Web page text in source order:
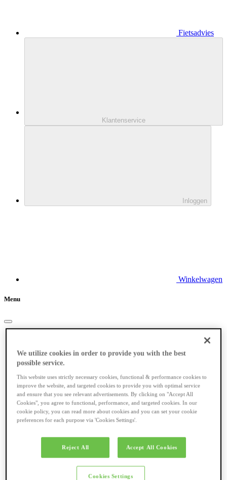
Fietsadvies
Klantenservice
Inloggen
Winkelwagen
Menu
We utilize cookies in order to provide you with the best
possible service.
This website uses strictly necessary cookies, functional & performance cookies to
improve the website, and targeted cookies to provide you with optimal service
and ensure that you see relevant advertisements. By clicking on "Accept All
Cookies", you agree to functional, performance, and targeted cookies. In our
cookie policy, you can read more about cookies and you can set your cookie
preferences for each purpose via 'Cookies Settings'.
Reject All Accept All Cookies
Cookies Settings